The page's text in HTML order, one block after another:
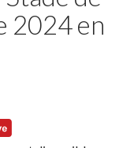
2024 en